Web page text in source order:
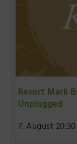
Resort Mark
Unplugged
7. August 20:30